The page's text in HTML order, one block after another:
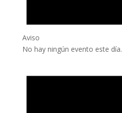
Aviso
No hay ningún evento este día.